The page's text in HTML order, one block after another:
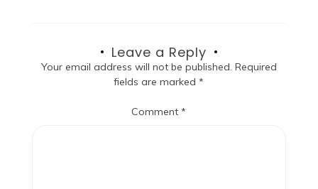
Leave a Reply
Your email address will not be published. Required
fields are marked*
Comment*